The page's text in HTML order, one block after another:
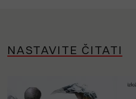
NASTAVITE ČITATI